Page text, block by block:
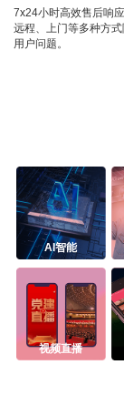
7x24小时高效售后响应
远程、上门等多种方
用户问题。
AI智能
视频直播